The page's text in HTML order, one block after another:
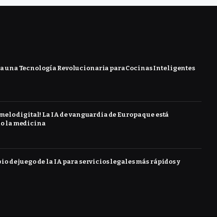
una Tecnología Revolucionaria para Cocinas Inteligentes
digital! La IA de vanguardia de Europa que está
la medicina
de juego de la IA para servicios legales más rápidos y